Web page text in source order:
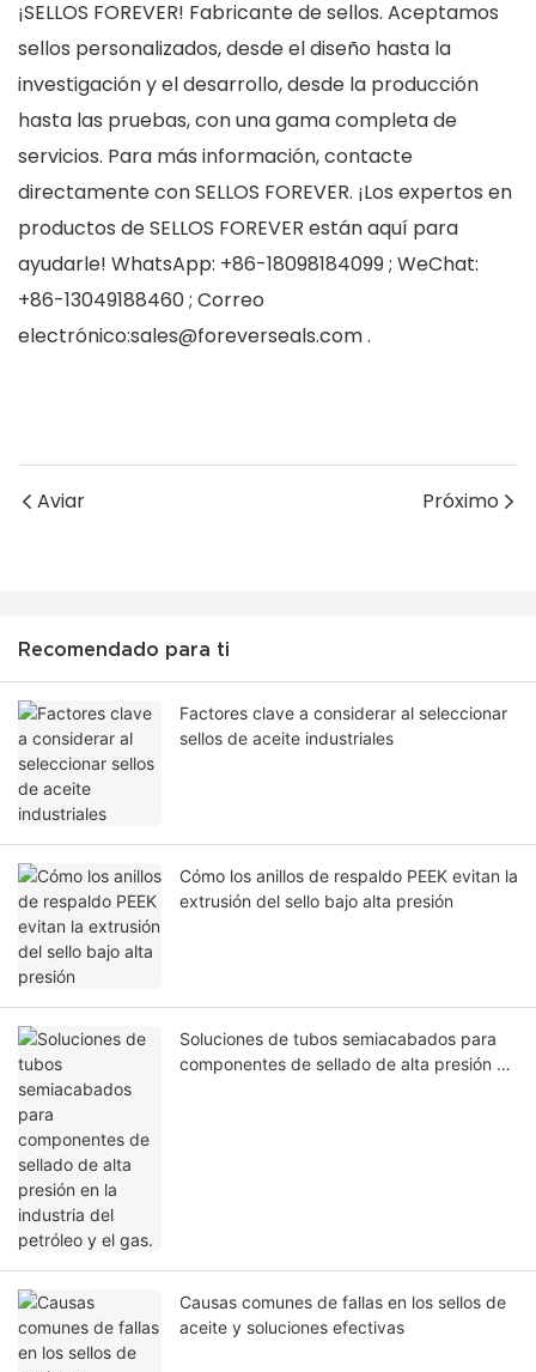
¡SELLOS FOREVER! Fabricante de sellos. Aceptamos
sellos personalizados, desde el diseño hasta la
investigación y el desarrollo, desde la producción
hasta las pruebas, con una gama completa de
servicios. Para más información, contacte
directamente con SELLOS FOREVER. ¡Los expertos en
productos de SELLOS FOREVER están aquí para
ayudarle! WhatsApp: +86-18098184099; WeChat:
+86-13049188460; Correo
electrónico:sales@foreverseals.com .
Aviar Próximo
Recomendado para ti
Factores clave a considerar al seleccionar
sellos de aceite industriales
Cómo los anillos de respaldo PEEK evitan la
extrusión del sello bajo alta presión
Soluciones de tubos semiacabados para
componentes de sellado de alta presión en
Causas comunes de fallas en los sellos de
aceite y soluciones efectivas